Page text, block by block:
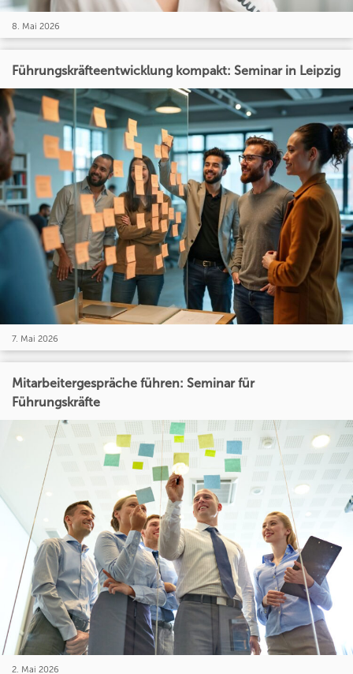
8. Mai 2026
Führungskräfteentwicklung kompakt: Seminar in Leipzig
7. Mai 2026
Mitarbeitergespräche führen: Seminar für
Führungskräfte
2. Mai 2026